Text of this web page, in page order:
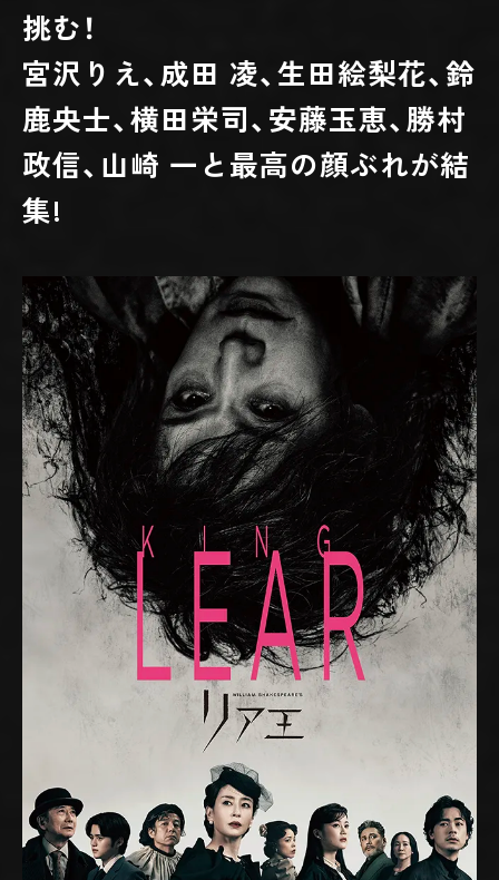
挑む！
宮沢りえ、成田 凌、生田絵梨花、鈴
鹿央士、横田栄司、安藤玉恵、勝村
政信、山崎 一と最高の顔ぶれが結
集!